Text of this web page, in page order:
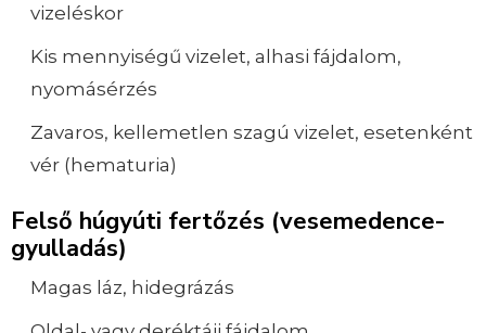
vizeléskor
Kis mennyiségű vizelet, alhasi fájdalom,
nyomásérzés
Zavaros, kellemetlen szagú vizelet, esetenként
vér (hematuria)
Felső húgyúti fertőzés (vesemedence-
gyulladás)
Magas láz, hidegrázás